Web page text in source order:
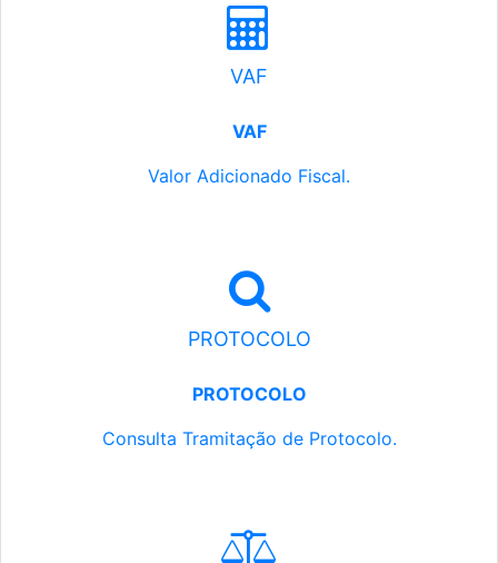
VAF
VAF
Valor Adicionado Fiscal.
PROTOCOLO
PROTOCOLO
Consulta Tramitação de Protocolo.